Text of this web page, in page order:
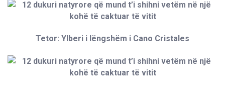
Tetor: Ylberi i lëngshëm i Cano Cristales